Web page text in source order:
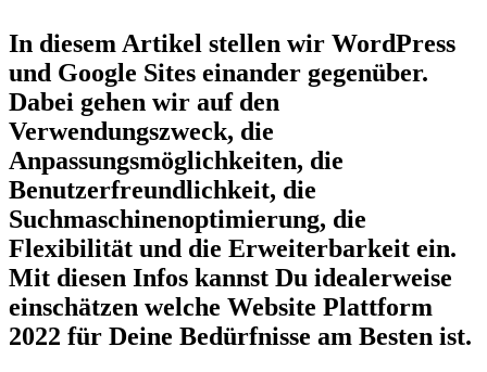
In diesem Artikel stellen wir WordPress
und Google Sites einander gegenüber.
Dabei gehen wir auf den
Verwendungszweck, die
Anpassungsmöglichkeiten, die
Benutzerfreundlichkeit, die
Suchmaschinenoptimierung, die
Flexibilität und die Erweiterbarkeit ein.
Mit diesen Infos kannst Du idealerweise
einschätzen welche Website Plattform
2022 für Deine Bedürfnisse am Besten ist.